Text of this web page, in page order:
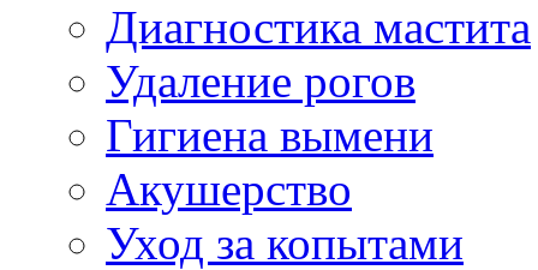
Диагностика мастита
Удаление рогов
Гигиена вымени
Акушерство
Уход за копытами